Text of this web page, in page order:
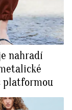
nahradí
platformou